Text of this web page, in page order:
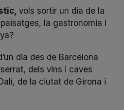
vols sortir un dia de la
la gastronomia i
dia des de Barcelona
dels vins i caves
de la ciutat de Girona i